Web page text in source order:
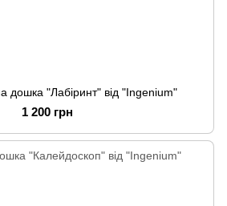
дошка "Лабіринт" від "Ingenium"
1 200 грн